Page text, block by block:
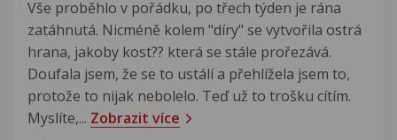
Vše proběhlo v pořádku, po třech týden je rána
zatáhnutá. Nicméně kolem "díry" se vytvořila ostrá
hrana, jakoby kost?? která se stále prořezává.
Doufala jsem, že se to ustálí a přehlížela jsem to,
protože to nijak nebolelo. Teď už to trošku cítím.
Myslíte,... Zobrazit více